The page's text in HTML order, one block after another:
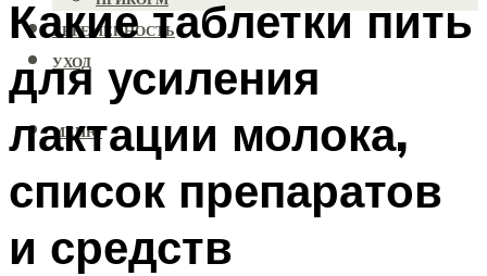
БЕРЕМЕННОСТЬ
УХОД
МЕНЮ
Какие таблетки пить
для усиления
лактации молока,
список препаратов
и средств